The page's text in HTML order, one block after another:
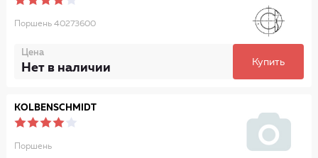
Поршень 40273600
Цена
Нет в наличии Купить
KOLBENSCHMIDT
Поршень